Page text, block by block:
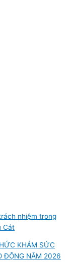
nhiệm trong
Cát
KHÁM SỨC
ĐỘNG NĂM 2026